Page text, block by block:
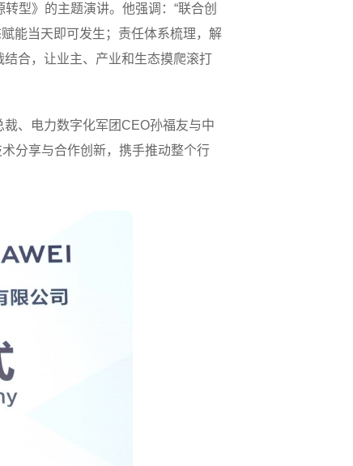
型》的主题演讲。他强调：“联合创
能当天即可发生；责任体系梳理，解
合，让业主、产业和生态摸爬滚打
、电力数字化军团CEO孙福友与中
分享与合作创新，携手推动整个行